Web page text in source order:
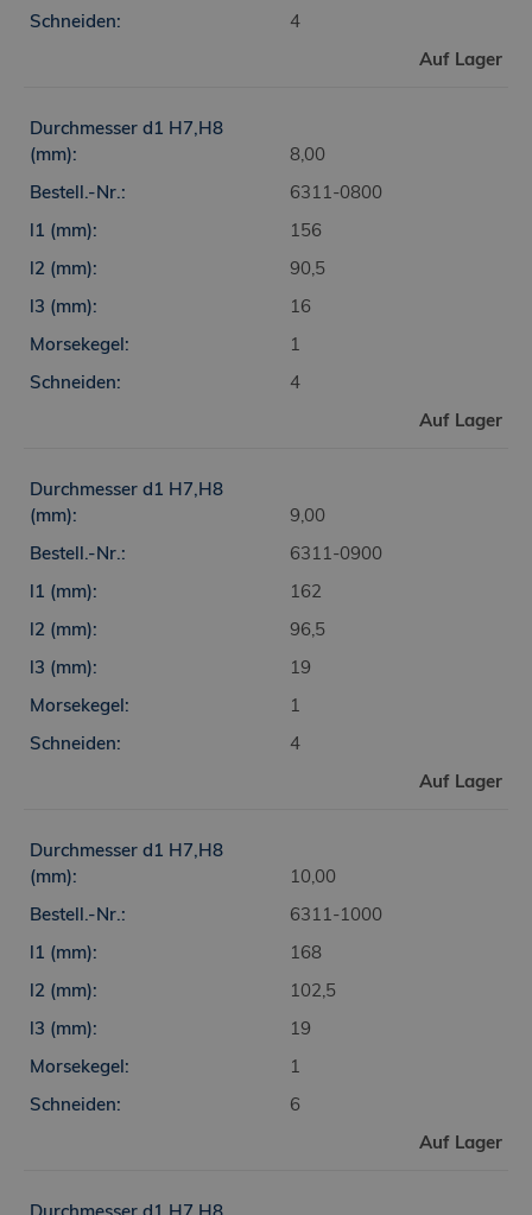
4
Auf Lager
8,00
6311-0800
156
90,5
16
1
4
Auf Lager
9,00
6311-0900
162
96,5
19
1
4
Auf Lager
10,00
6311-1000
168
102,5
19
1
6
Auf Lager